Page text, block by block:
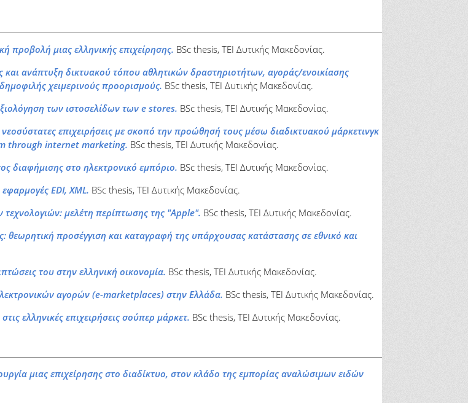
προβολή μιας ελληνικής επιχείρησης. BSc thesis, ΤΕΙ Δυτικής Μακεδονίας.
και ανάπτυξη δικτυακού τόπου αθλητικών δραστηριοτήτων, αγοράς/ενοικίασης
χειμερινούς προορισμούς. BSc thesis, ΤΕΙ Δυτικής Μακεδονίας.
των ιστοσελίδων των e stores. BSc thesis, ΤΕΙ Δυτικής Μακεδονίας.
επιχειρήσεις με σκοπό την προώθησή τους μέσω διαδικτυακού μάρκετινγκ
through internet marketing. BSc thesis, ΤΕΙ Δυτικής Μακεδονίας.
διαφήμισης στο ηλεκτρονικό εμπόριο. BSc thesis, ΤΕΙ Δυτικής Μακεδονίας.
EDI, XML. BSc thesis, ΤΕΙ Δυτικής Μακεδονίας.
τεχνολογιών: μελέτη περίπτωσης της "Apple". BSc thesis, ΤΕΙ Δυτικής Μακεδονίας.
θεωρητική προσέγγιση και καταγραφή της υπάρχουσας κατάστασης σε εθνικό και
του στην ελληνική οικονομία. BSc thesis, ΤΕΙ Δυτικής Μακεδονίας.
αγορών (e-marketplaces) στην Ελλάδα. BSc thesis, ΤΕΙ Δυτικής Μακεδονίας.
ελληνικές επιχειρήσεις σούπερ μάρκετ. BSc thesis, ΤΕΙ Δυτικής Μακεδονίας.
μιας επιχείρησης στο διαδίκτυο, στον κλάδο της εμπορίας αναλώσιμων ειδών